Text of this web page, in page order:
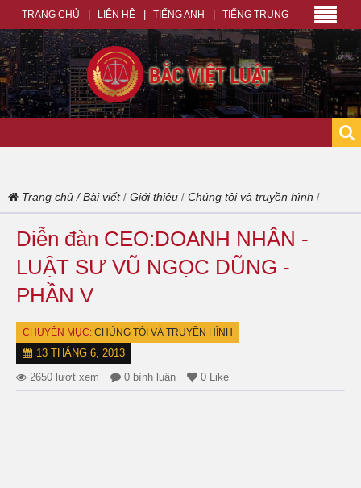
TRANG CHỦ LIÊN HỆ TIẾNG ANH TIẾNG TRUNG
Trang chủ /Bài viết/ Giới thiệu / Chúng tôi và truyền hình /
Diễn đàn CEO:DOANH NHÂN -
LUẬT SƯ VŨ NGỌC DŨNG -
PHẦN V
CHUYÊN MỤC: CHÚNG TÔI VÀ TRUYỀN HÌNH
13 THÁNG 6, 2013
2650 lượt xem
0 bình luận 0 Like